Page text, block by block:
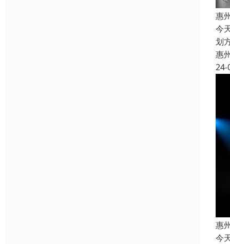
惠
今
划
惠
24-
惠
今